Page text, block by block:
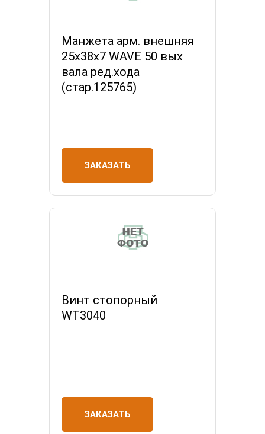
Манжета арм. внешняя
25х38х7 WAVE 50 вых
вала ред.хода
(стар.125765)
ЗАКАЗАТЬ
Винт стопорный
WT3040
ЗАКАЗАТЬ